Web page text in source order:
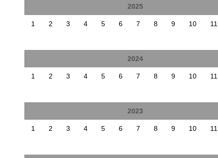
2025
1 2 3 4 5 6 7 8 9 10 11
2024
1 2 3 4 5 6 7 8 9 10 11
2023
1 2 3 4 5 6 7 8 9 10 11